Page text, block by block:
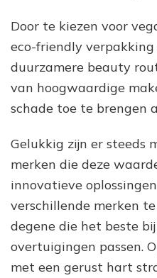
Door te kiezen voor
eco-friendly
duurzamere beauty
van hoogwaardige
schade toe te brengen
Gelukkig zijn er steeds
merken die deze
innovatieve
verschillende merken
degene die het beste
overtuigingen passen.
met een gerust hart